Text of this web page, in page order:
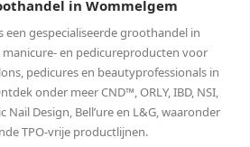
in Wommelgem
een gespecialiseerde groothandel in
manicure- en pedicureproducten voor
pedicures en beautyprofessionals in
onder meer CND™, ORLY, IBD, NSI,
Nail Design, Bell’ure en L&G, waaronder
TPO-vrije productlijnen.